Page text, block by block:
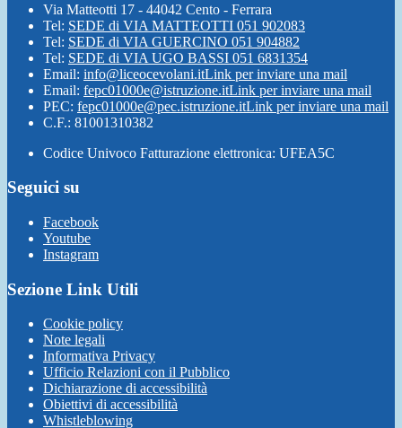
Via Matteotti 17 - 44042 Cento - Ferrara
Tel: SEDE di VIA MATTEOTTI 051 902083
Tel: SEDE di VIA GUERCINO 051 904882
Tel: SEDE di VIA UGO BASSI 051 6831354
Email: info@liceocevolani.itLink per inviare una mail
Email: fepc01000e@istruzione.itLink per inviare una mail
PEC: fepc01000e@pec.istruzione.itLink per inviare una mail
C.F.: 81001310382
Codice Univoco Fatturazione elettronica: UFEA5C
Seguici su
Facebook
Youtube
Instagram
Sezione Link Utili
Cookie policy
Note legali
Informativa Privacy
Ufficio Relazioni con il Pubblico
Dichiarazione di accessibilità
Obiettivi di accessibilità
Whistleblowing